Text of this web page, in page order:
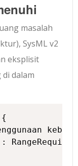
masalah
SysML v2
eksplisit
dalam
{